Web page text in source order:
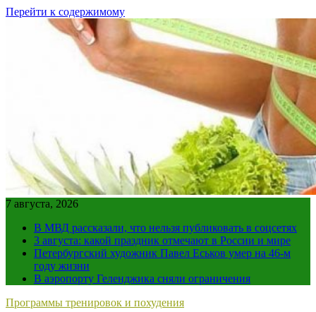
Перейти к содержимому
7 августа, 2026
В МВД рассказали, что нельзя публиковать в соцсетях
3 августа: какой праздник отмечают в России и мире
Петербургский художник Павел Еськов умер на 46-м
году жизни
В аэропорту Геленджика сняли ограничения
Программы тренировок и похудения